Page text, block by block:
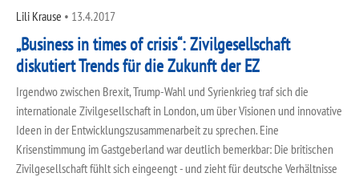
Lili Krause • 13.4.2017
„Business in times of crisis“: Zivilgesellschaft
diskutiert Trends für die Zukunft der EZ
Irgendwo zwischen Brexit, Trump-Wahl und Syrienkrieg traf sich die
internationale Zivilgesellschaft in London, um über Visionen und innovative
Ideen in der Entwicklungszusammenarbeit zu sprechen. Eine
Krisenstimmung im Gastgeberland war deutlich bemerkbar: Die britischen
Zivilgesellschaft fühlt sich eingeengt - und zieht für deutsche Verhältnisse